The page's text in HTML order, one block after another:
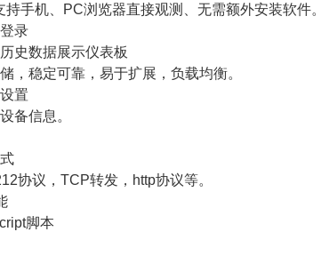
机、PC浏览器直接观测、无需额外安装软件。
录
数据展示仪表板
稳定可靠，易于扩展，负载均衡。
置
信息。
议，TCP转发，http协议等。
脚本